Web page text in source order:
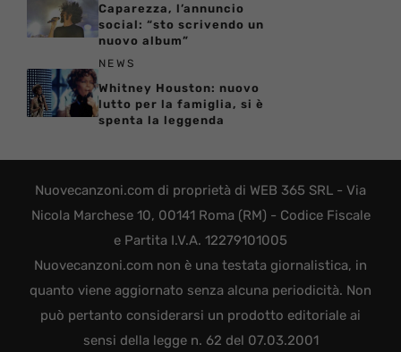
Caparezza, l’annuncio
social: “sto scrivendo un
nuovo album”
NEWS
Whitney Houston: nuovo
lutto per la famiglia, si è
spenta la leggenda
Nuovecanzoni.com di proprietà di WEB 365 SRL - Via
Nicola Marchese 10, 00141 Roma (RM) - Codice Fiscale
e Partita I.V.A. 12279101005
Nuovecanzoni.com non è una testata giornalistica, in
quanto viene aggiornato senza alcuna periodicità. Non
può pertanto considerarsi un prodotto editoriale ai
sensi della legge n. 62 del 07.03.2001